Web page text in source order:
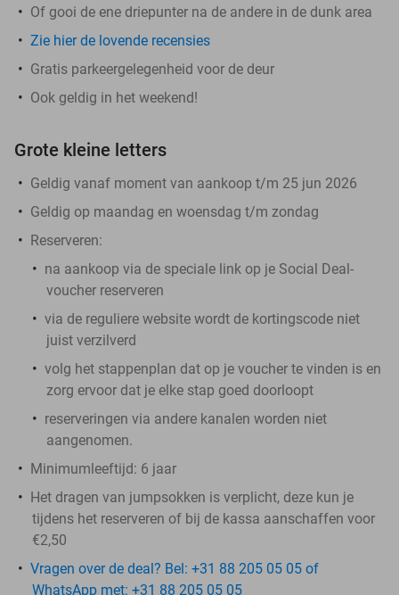
Of gooi de ene driepunter na de andere in de dunk area
Zie hier de lovende recensies
Gratis parkeergelegenheid voor de deur
Ook geldig in het weekend!
Grote kleine letters
Geldig vanaf moment van aankoop t/m 25 jun 2026
Geldig op maandag en woensdag t/m zondag
Reserveren:
na aankoop via de speciale link op je Social Deal-
voucher reserveren
via de reguliere website wordt de kortingscode niet
juist verzilverd
volg het stappenplan dat op je voucher te vinden is en
zorg ervoor dat je elke stap goed doorloopt
reserveringen via andere kanalen worden niet
aangenomen.
Minimumleeftijd: 6 jaar
Het dragen van jumpsokken is verplicht, deze kun je
tijdens het reserveren of bij de kassa aanschaffen voor
€2,50
Vragen over de deal? Bel: +31 88 205 05 05 of
WhatsApp met: +31 88 205 05 05